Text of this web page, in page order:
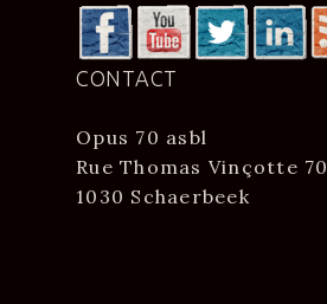
CONTACT
Opus 70 asbl
Rue Thomas Vinçotte 70
1030 Schaerbeek